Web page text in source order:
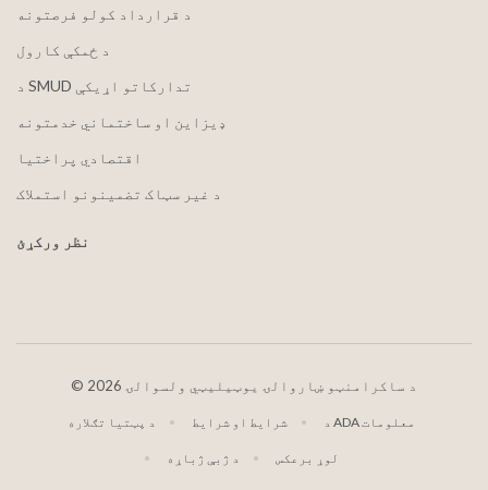
د قرارداد کولو فرصتونه
د ځمکې کارول
د SMUD تدارکاتو اړیکې
ډیزاین او ساختماني خدمتونه
اقتصادي پراختیا
د غیر سټاک تضمینونو استملاک
نظر ورکړئ
© 2026 د ساکرامنټو ښاروالۍ یوټیلیټي ولسوالۍ
د پټتیا تګلاره شرایط او شرایط د ADA معلومات
د ژبې ژباړه لوړ برعکس